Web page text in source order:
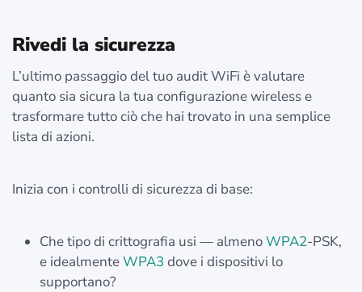
Rivedi la sicurezza
L’ultimo passaggio del tuo audit WiFi è valutare
quanto sia sicura la tua configurazione wireless e
trasformare tutto ciò che hai trovato in una semplice
lista di azioni.
Inizia con i controlli di sicurezza di base:
Che tipo di crittografia usi — almenoWPA2-PSK,
e idealmenteWPA3 dove i dispositivi lo
supportano?